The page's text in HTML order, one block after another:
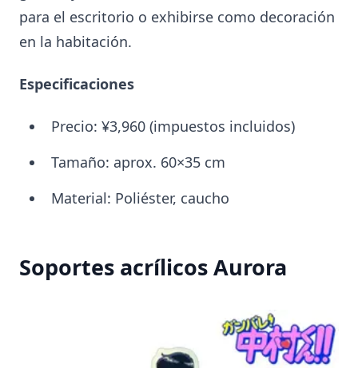
para el escritorio o exhibirse como decoración
en la habitación.
Especificaciones
Precio: ¥3,960 (impuestos incluidos)
Tamaño: aprox. 60×35 cm
Material: Poliéster, caucho
Soportes acrílicos Aurora